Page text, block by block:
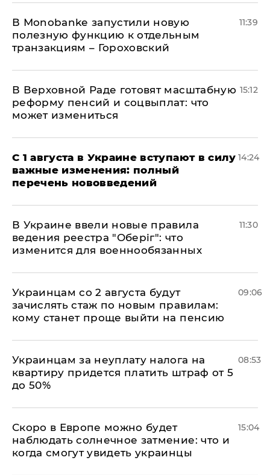
В Мonobankе запустили новую
полезную функцию к отдельным
транзакциям – Гороховский
11:39
В Верховной Раде готовят масштабную
реформу пенсий и соцвыплат: что
может измениться
15:12
С 1 августа в Украине вступают в силу
важные изменения: полный
перечень нововведений
14:24
В Украине ввели новые правила
ведения реестра "Оберіг": что
изменится для военнообязанных
11:30
Украинцам со 2 августа будут
зачислять стаж по новым правилам:
кому станет проще выйти на пенсию
09:06
Украинцам за неуплату налога на
квартиру придется платить штраф от 5
до 50%
08:53
Скоро в Европе можно будет
наблюдать солнечное затмение: что и
когда смогут увидеть украинцы
15:04